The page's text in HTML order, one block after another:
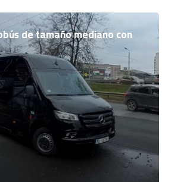
de tamaño mediano con